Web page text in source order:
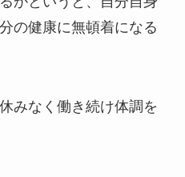
の健康に無頓着になる
みなく働き続け体調を